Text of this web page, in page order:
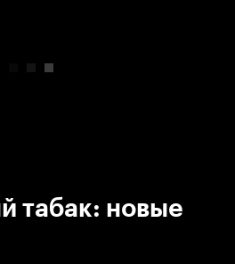
табак: новые